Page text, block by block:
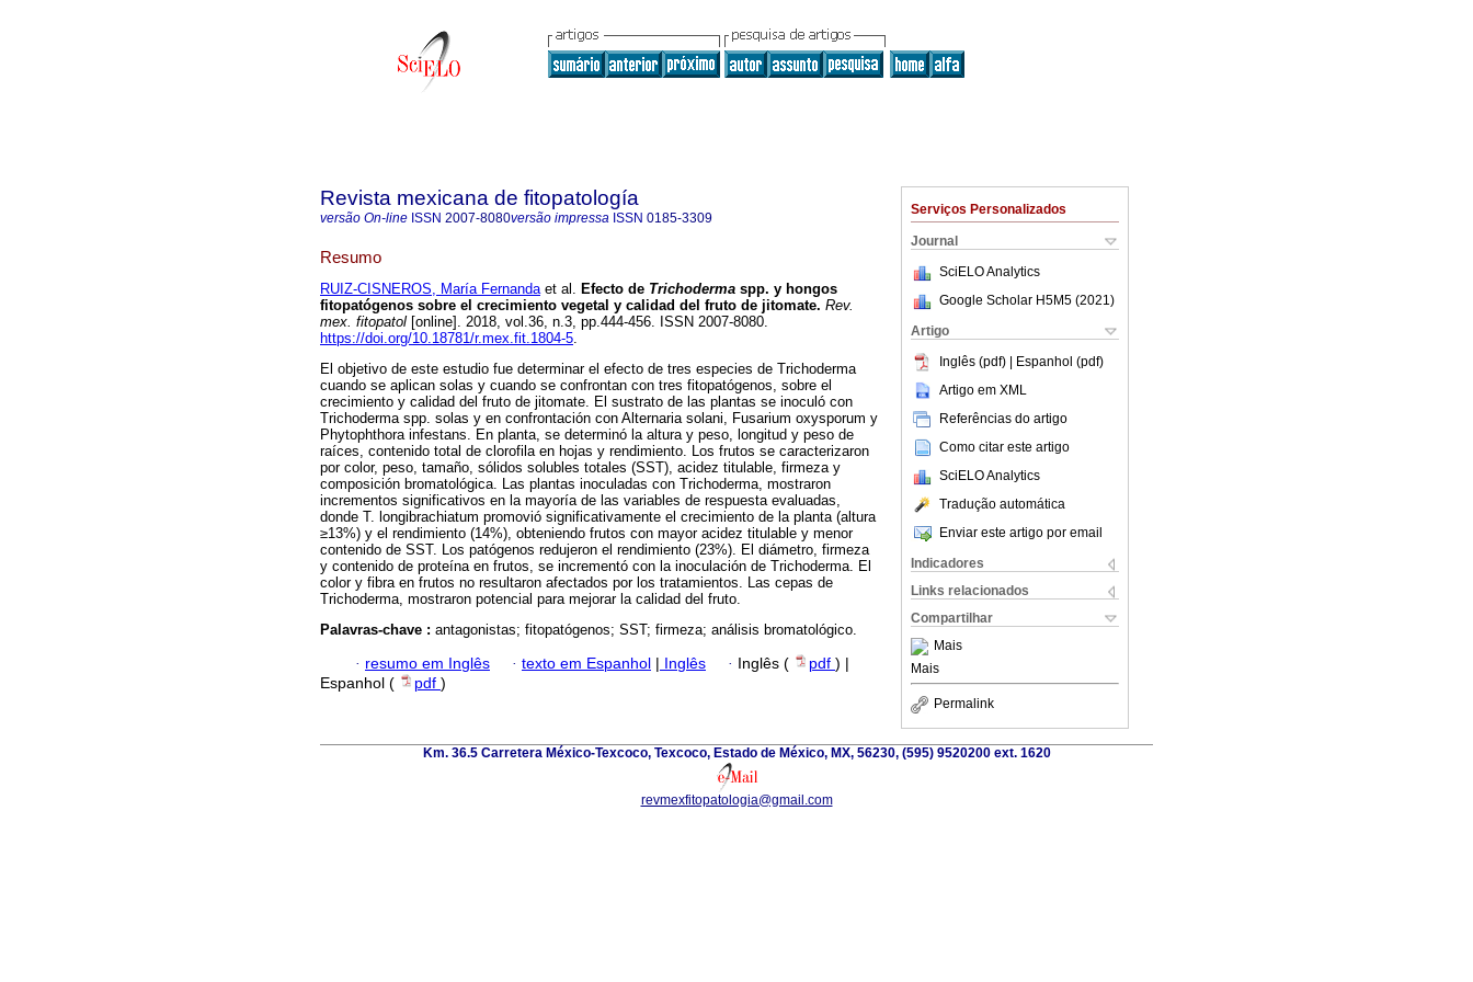
Serviços Personalizados
Journal
SciELO Analytics
Google Scholar H5M5 (2021 )
Artigo
Inglês (pdf) | Espanhol (pdf)
Artigo em XML
Referências do artigo
Como citar este artigo
SciELO Analytics
Tradução automática
Enviar este artigo por email
Indicadores
Links relacionados
Compartilhar
Mais
Mais
Permalink
Revista mexicana de fitopatología
versão On-line ISSN 2007-8080versão impressa ISSN 0185-3309
Resumo
RUIZ-CISNEROS, María Fernandaet al. Efecto de Trichoderma spp. y hongos
fitopatógenos sobre el crecimiento vegetal y calidad del fruto de jitomate. Rev.
mex. fitopatol [online]. 2018, vol.36, n.3, pp.444-456. ISSN 2007-8080.
https://doi.org/10.18781/r.mex.fit.1804-5.
El objetivo de este estudio fue determinar el efecto de tres especies de Trichoderma
cuando se aplican solas y cuando se confrontan con tres fitopatógenos, sobre el
crecimiento y calidad del fruto de jitomate. El sustrato de las plantas se inoculó con
Trichoderma spp. solas y en confrontación con Alternaria solani, Fusarium oxysporum y
Phytophthora infestans. En planta, se determinó la altura y peso, longitud y peso de
raíces, contenido total de clorofila en hojas y rendimiento. Los frutos se caracterizaron
por color, peso, tamaño, sólidos solubles totales (SST), acidez titulable, firmeza y
composición bromatológica. Las plantas inoculadas con Trichoderma, mostraron
incrementos significativos en la mayoría de las variables de respuesta evaluadas,
donde T. longibrachiatum promovió significativamente el crecimiento de la planta (altura
≥13%) y el rendimiento (14%), obteniendo frutos con mayor acidez titulable y menor
contenido de SST. Los patógenos redujeron el rendimiento (23%). El diámetro, firmeza
y contenido de proteína en frutos, se incrementó con la inoculación de Trichoderma. El
color y fibra en frutos no resultaron afectados por los tratamientos. Las cepas de
Trichoderma, mostraron potencial para mejorar la calidad del fruto.
Palavras-chave : antagonistas; fitopatógenos; SST; firmeza; análisis bromatológico.
· resumo em Inglês · texto em Espanhol | Inglês · Inglês ( pdf ) |
Espanhol (
pdf )
Km. 36.5 Carretera México-Texcoco, Texcoco, Estado de México, MX, 56230, (595) 9520200 ext. 1620
revmexfitopatologia@gmail.com